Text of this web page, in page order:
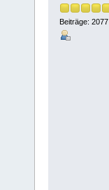
Beiträge: 2077